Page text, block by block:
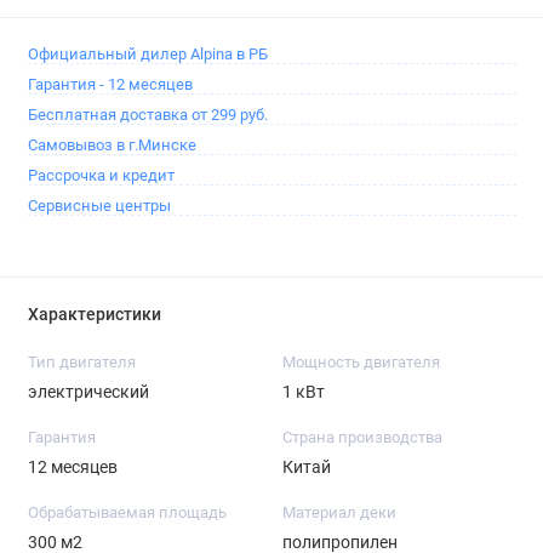
Официальный дилер Alpina в РБ
Гарантия - 12 месяцев
Бесплатная доставка от 299 руб.
Самовывоз в г.Минске
Рассрочка и кредит
Сервисные центры
Характеристики
Тип двигателя
электрический
Мощность двигателя
1 кВт
Гарантия
12 месяцев
Страна производства
Китай
Обрабатываемая площадь
300 м2
Материал деки
полипропилен